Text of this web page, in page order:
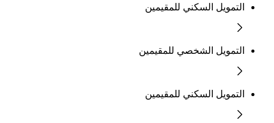
التمويل السكني للمقيمين
التمويل الشخصي للمقيمين
التمويل السكني للمقيمين